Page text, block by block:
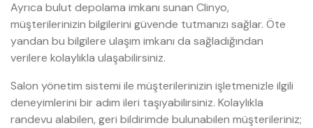
Ayrıca bulut depolama imkanı sunan Clinyo,
müşterilerinizin bilgilerini güvende tutmanızı sağlar. Öte
yandan bu bilgilere ulaşım imkanı da sağladığından
verilere kolaylıkla ulaşabilirsiniz.
Salon yönetim sistemi ile müşterilerinizin işletmenizle ilgili
deneyimlerini bir adım ileri taşıyabilirsiniz. Kolaylıkla
randevu alabilen, geri bildirimde bulunabilen müşterileriniz;